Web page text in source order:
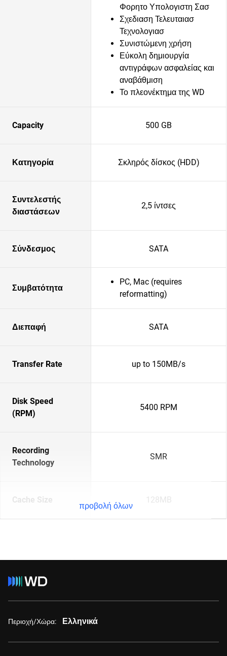
Φορητο Υπολογιστη Σασ
Σχεδιαση Τελευταιασ
Τεχνολογιασ
Συνιστώμενη χρήση
Εύκολη δημιουργία
αντιγράφων ασφαλείας και
αναβάθμιση
Το πλεονέκτημα της WD
Capacity 500 GB
Κατηγορία Σκληρός δίσκος (HDD)
Συντελεστής
διαστάσεων
2,5 ίντσες
Σύνδεσμος SATA
Συμβατότητα
PC, Mac (requires
reformatting)
Διεπαφή SATA
Transfer Rate up to 150MB/s
Disk Speed
(RPM)
5400 RPM
Recording
Technology
SMR
Cache Size 128MB
προβολή όλων
Περιοχή/Χώρα: Ελληνικά